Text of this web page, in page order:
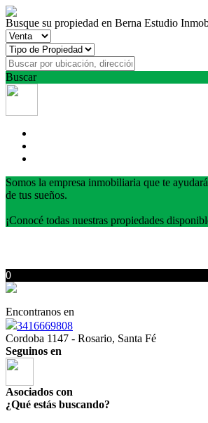
Busque su propiedad en Berna Estudio
Buscar
Somos la empresa inmobiliaria que te
de tus sueños.
¡Conocé todas nuestras propiedades
0
Encontranos en
3416669808
Cordoba 1147 - Rosario, Santa Fé
Seguinos en
Asociados con
¿Qué estás buscando?